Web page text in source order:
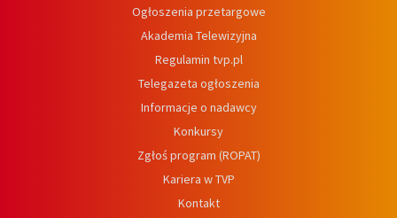
Ogłoszenia przetargowe
Akademia Telewizyjna
Regulamin tvp.pl
Telegazeta ogłoszenia
Informacje o nadawcy
Konkursy
Zgłoś program (ROPAT)
Kariera w TVP
Kontakt